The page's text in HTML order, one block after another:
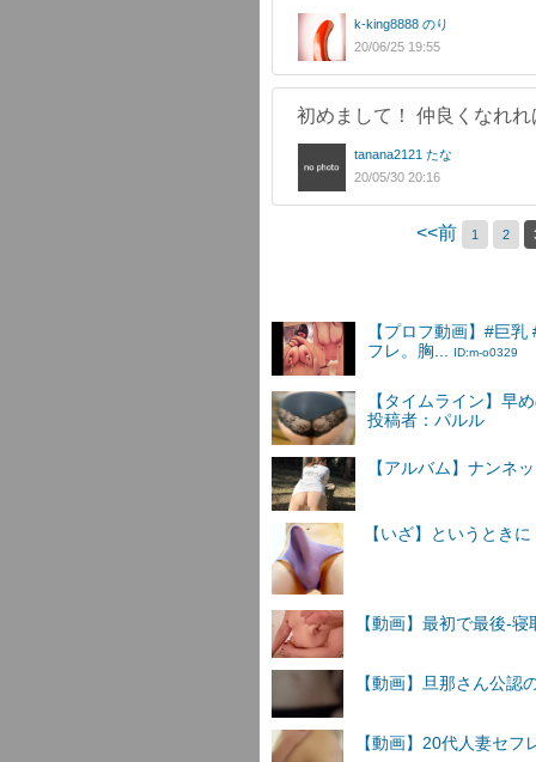
k-king8888 のり
20/06/25 19:55
初めまして！ 仲良くなれ
tanana2121 たな
20/05/30 20:16
<<前 1 2
【プロフ動画】#巨
フレ。胸...
ID:m-o0329
【タイムライン】早
投稿者：パルル
【アルバム】ナンネ